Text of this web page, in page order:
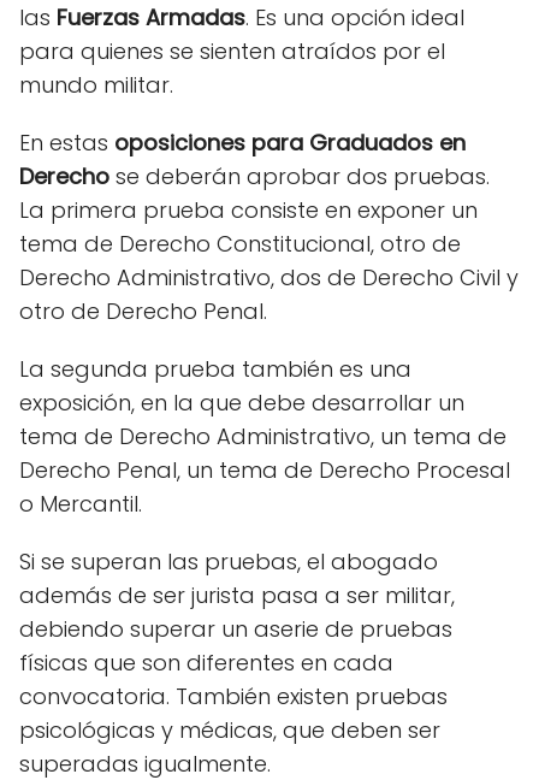
las Fuerzas Armadas. Es una opción ideal
para quienes se sienten atraídos por el
mundo militar.
En estas oposiciones para Graduados en
Derecho se deberán aprobar dos pruebas.
La primera prueba consiste en exponer un
tema de Derecho Constitucional, otro de
Derecho Administrativo, dos de Derecho Civil y
otro de Derecho Penal.
La segunda prueba también es una
exposición, en la que debe desarrollar un
tema de Derecho Administrativo, un tema de
Derecho Penal, un tema de Derecho Procesal
o Mercantil.
Si se superan las pruebas, el abogado
además de ser jurista pasa a ser militar,
debiendo superar un aserie de pruebas
físicas que son diferentes en cada
convocatoria. También existen pruebas
psicológicas y médicas, que deben ser
superadas igualmente.